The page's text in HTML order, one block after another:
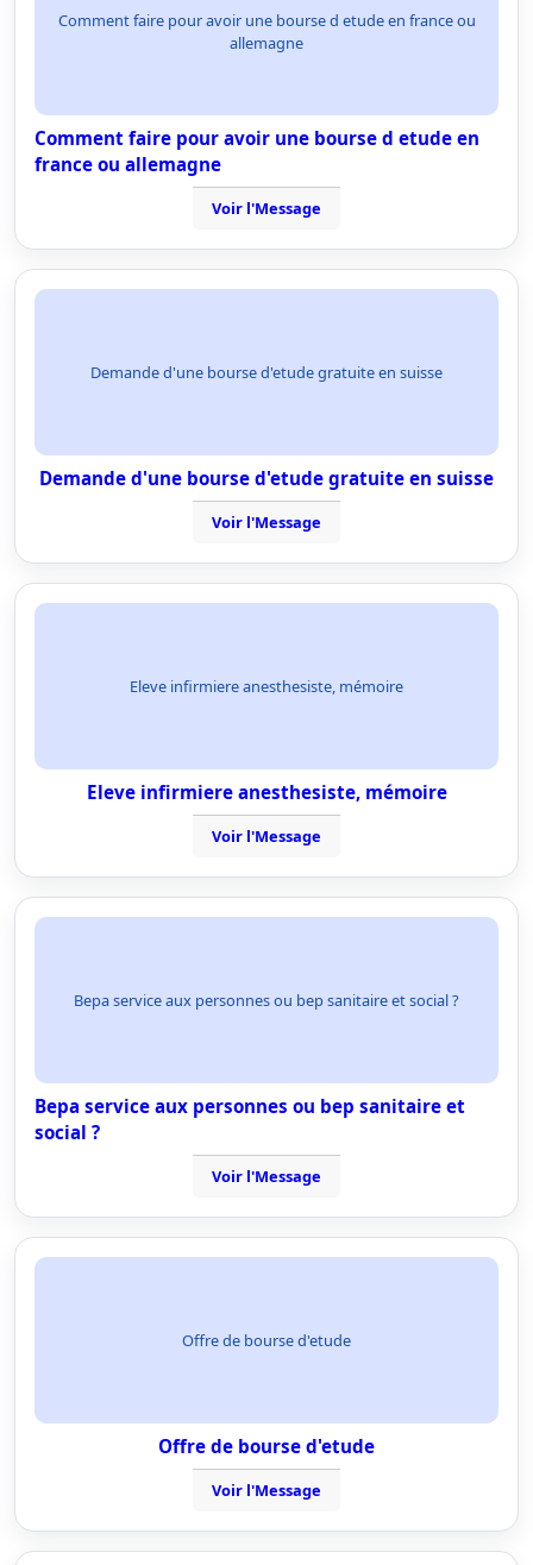
Comment faire pour avoir une bourse d etude en france ou
allemagne
Comment faire pour avoir une bourse d etude en
france ou allemagne
Voir l'Message
Demande d'une bourse d'etude gratuite en suisse
Demande d'une bourse d'etude gratuite en suisse
Voir l'Message
Eleve infirmiere anesthesiste, mémoire
Eleve infirmiere anesthesiste, mémoire
Voir l'Message
Bepa service aux personnes ou bep sanitaire et social ?
Bepa service aux personnes ou bep sanitaire et
social ?
Voir l'Message
Offre de bourse d'etude
Offre de bourse d'etude
Voir l'Message